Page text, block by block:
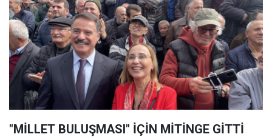
"MİLLET BULUŞMASI" İÇİN MİTİNGE GİTTİ